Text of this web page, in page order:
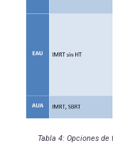
Tabla 4: Opciones